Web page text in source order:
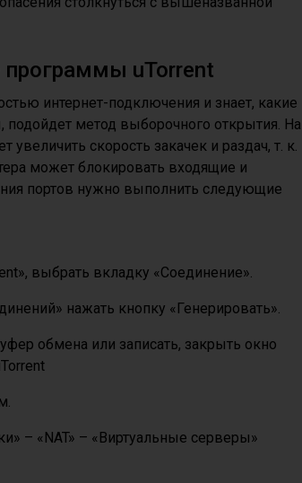
программы uTorrent
интернет-подключения и знает, какие
метод выборочного открытия. На
скорость закачек и раздач, т. к.
может блокировать входящие и
портов нужно выполнить следующие
выбрать вкладку «Соединение».
нажать кнопку «Генерировать».
обмена или записать, закрыть окно
– «NAT» – «Виртуальные серверы»